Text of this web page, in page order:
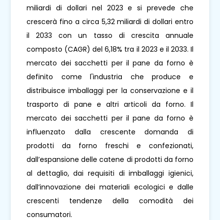
miliardi di dollari nel 2023 e si prevede che
crescerà fino a circa 5,32 miliardi di dollari entro
il 2033 con un tasso di crescita annuale
composto (CAGR) del 6,18% tra il 2023 e il 2033. Il
mercato dei sacchetti per il pane da forno è
definito come l'industria che produce e
distribuisce imballaggi per la conservazione e il
trasporto di pane e altri articoli da forno. Il
mercato dei sacchetti per il pane da forno è
influenzato dalla crescente domanda di
prodotti da forno freschi e confezionati,
dall’espansione delle catene di prodotti da forno
al dettaglio, dai requisiti di imballaggi igienici,
dall’innovazione dei materiali ecologici e dalle
crescenti tendenze della comodità dei
consumatori.